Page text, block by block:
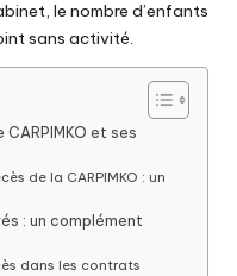
le nombre d’enfants
sans activité.
et ses
de la CARPIMKO : un
: un complément
dans les contrats